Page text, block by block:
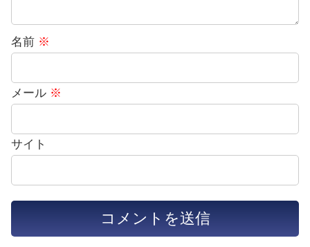
名前 ※
メール ※
サイト